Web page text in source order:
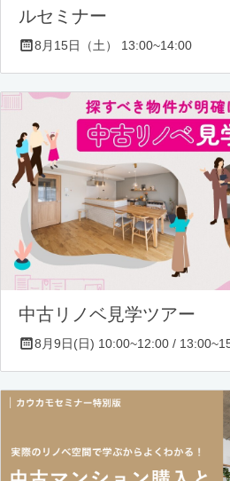
ルセミナー
8月15日（土） 13:00~14:00
中古リノベ見学ツアー
8月9日(日) 10:00~12:00 /